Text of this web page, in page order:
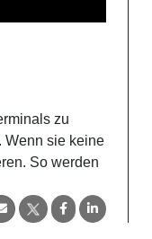
zu
Wenn sie keine
So werden